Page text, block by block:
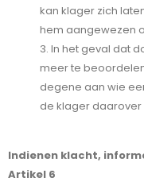
kan klager zich
hem aangewezen
3. In het geval dat
meer te
degene aan wie
de klager
Indienen klacht,
Artikel 6